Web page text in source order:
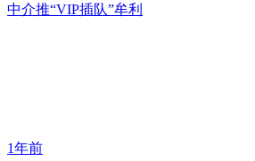
中介推“VIP插队”牟利
1年前